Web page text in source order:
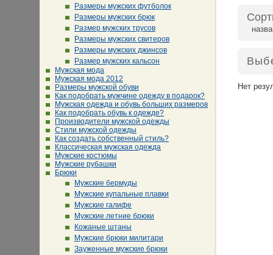
Размеры мужских футболок
Размеры мужских брюк
Размер мужских трусов
Размеры мужских свитеров
Размеры мужских джинсов
Размер мужских кальсон
Мужская мода
Мужская мода 2012
Размеры мужской обуви
Как подобрать мужчине одежду в подарок?
Мужская одежда и обувь больших размеров
Как подобрать обувь к одежде?
Производители мужской одежды
Стили мужской одежды
Как создать собственный стиль?
Классическая мужская одежда
Мужские костюмы
Мужские рубашки
Брюки
Мужские бермуды
Мужские купальные плавки
Мужские галифе
Мужские летние брюки
Кожаные штаны
Мужские брюки милитари
Зауженные мужские брюки
Нет